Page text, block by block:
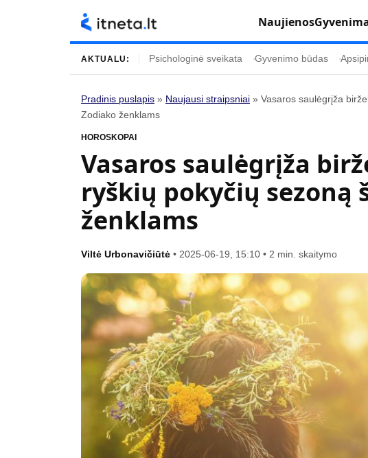
Naujienos
Turinys
Gyvenimas
Įdomybės
Mada
Namai ir interjeras
Kulinarija
Technologijos
Tėvai ir vaikai
AKTUALU: Psichologinė sveikata Gyvenimo būdas
Pradinis puslapis » Naujausi straipsniai » Vasaros saulėgrįža
Zodiako ženklams
HOROSKOPAI
Vasaros saulėgrįža
ryškių pokyčių sezoną
ženklams
Viltė Urbonavičiūtė • 2025-06-19, 15:10 • 2 min. skaitymo